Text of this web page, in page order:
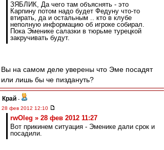
ЗЯБЛИК, Да чего там объяснять - это
Карпину потом надо будет Федуну что-то
втирать, да и остальным .. кто в клубе
неполную информацию об игроке собирал.
Пока Эменике салазки в тюрьме турецкой
закручивать будут.
Вы на самом деле уверены что Эме посадят
или лишь бы че пиздануть?
Край -
28 фев 2012 12:10
rwOleg » 28 фев 2012 11:27
Вот прикинем ситуация - Эменике дали срок и
посадили.